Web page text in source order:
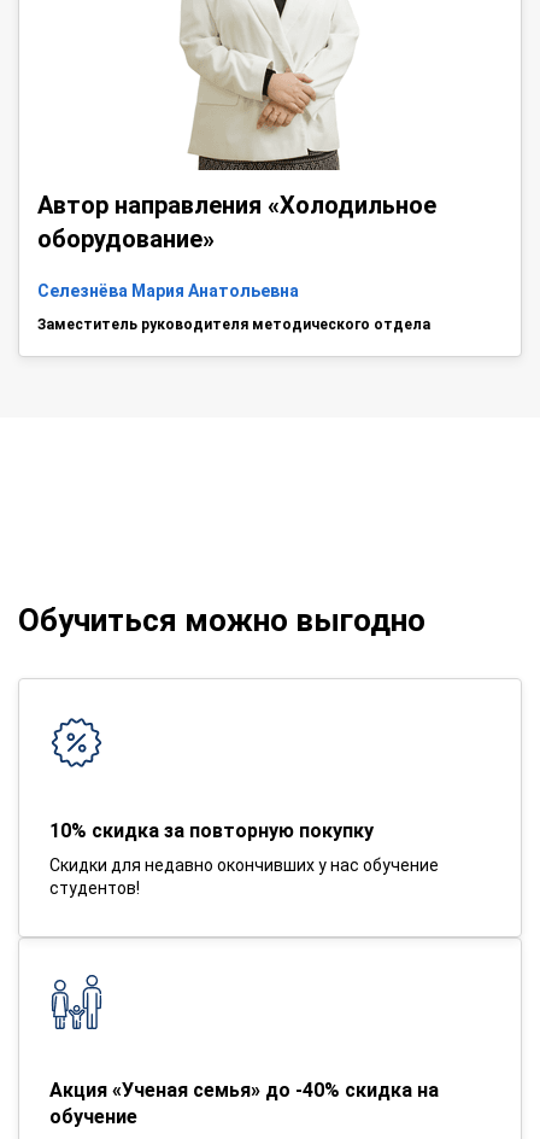
Автор направления «Холодильное
оборудование»
Селезнёва Мария Анатольевна
Заместитель руководителя методического отдела
Обучиться можно выгодно
10% скидка за повторную покупку
Скидки для недавно окончивших у нас обучение
студентов!
Акция «Ученая семья» до -40% скидка на
обучение